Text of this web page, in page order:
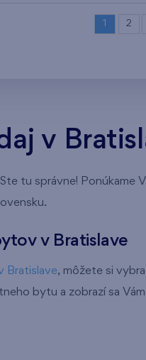
1 2
v
tu správne! Ponúkame
v Bratislave
Bratislave, môžete si
bytu a zobrazí sa